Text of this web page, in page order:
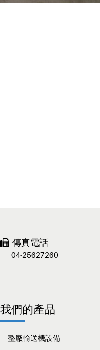
傳真電話
04-25627260
我們的產品
整廠輸送機設備